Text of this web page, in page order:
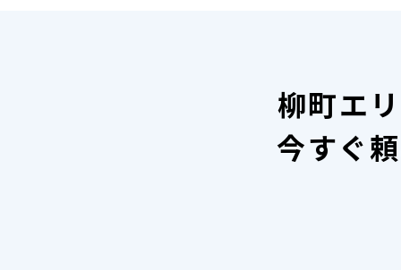
柳町エ
今すぐ